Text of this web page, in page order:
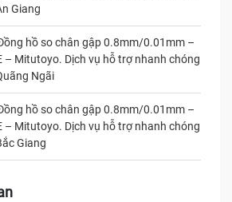
Giang
hồ so chân gập 0.8mm/0.01mm –
– Mitutoyo. Dịch vụ hỗ trợ nhanh chóng
Ngãi
hồ so chân gập 0.8mm/0.01mm –
– Mitutoyo. Dịch vụ hỗ trợ nhanh chóng
Giang